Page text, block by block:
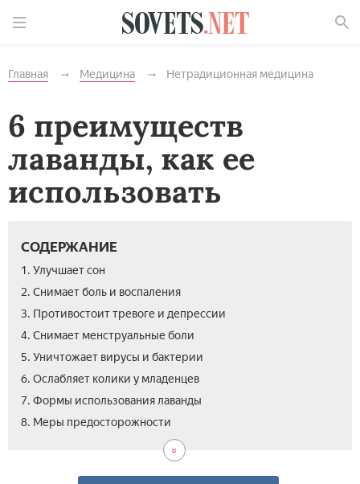
Главная Медицина Нетрадиционная медицина
6 преимуществ
лаванды, как ее
использовать
СОДЕРЖАНИЕ
1. Улучшает сон
2. Снимает боль и воспаления
3. Противостоит тревоге и депрессии
4. Снимает менструальные боли
5. Уничтожает вирусы и бактерии
6. Ослабляет колики у младенцев
7. Формы использования лаванды
8. Меры предосторожности